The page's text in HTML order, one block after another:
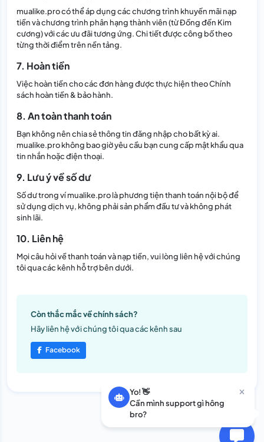
mualike.pro có thể áp dụng các chương trình khuyến mãi nạp
tiền và chương trình phân hạng thành viên (từ Đồng đến Kim
cương) với các ưu đãi tương ứng. Chi tiết được công bố theo
từng thời điểm trên nền tảng.
7. Hoàn tiền
Việc hoàn tiền cho các đơn hàng được thực hiện theo Chính
sách hoàn tiền & bảo hành.
8. An toàn thanh toán
Bạn không nên chia sẻ thông tin đăng nhập cho bất kỳ ai.
mualike.pro không bao giờ yêu cầu bạn cung cấp mật khẩu qua
tin nhắn hoặc điện thoại.
9. Lưu ý về số dư
Số dư trong ví mualike.pro là phương tiện thanh toán nội bộ để
sử dụng dịch vụ, không phải sản phẩm đầu tư và không phát
sinh lãi.
10. Liên hệ
Mọi câu hỏi về thanh toán và nạp tiền, vui lòng liên hệ với chúng
tôi qua các kênh hỗ trợ bên dưới.
Còn thắc mắc về chính sách?
Hãy liên hệ với chúng tôi qua các kênh sau
Facebook
Yo! 👋
Cần mình support gì hông
bro?